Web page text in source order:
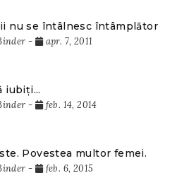
nu se întâlnesc întâmplător
- apr. 7, 2011
iubiți...
- feb. 14, 2014
Povestea multor femei.
- feb. 6, 2015